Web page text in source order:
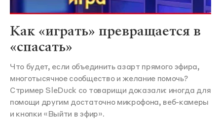
Как «играть» превращается в
«спасать»
Что будет, если объединить азарт прямого эфира,
многотысячное сообщество и желание помочь?
Стример SleDuck со товарищи доказали: иногда для
помощи другим достаточно микрофона, веб-камеры
и кнопки «Выйти в эфир».